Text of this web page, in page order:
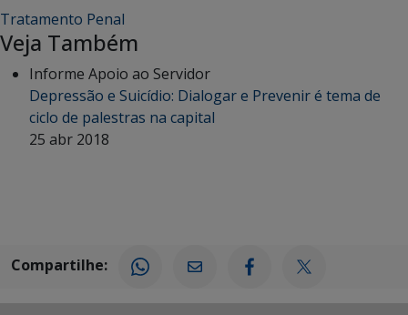
Tratamento Penal
Veja Também
Informe Apoio ao Servidor
Depressão e Suicídio: Dialogar e Prevenir é tema de
ciclo de palestras na capital
25 abr 2018
Compartilhe: